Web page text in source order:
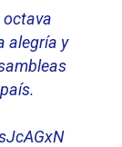
alegría y